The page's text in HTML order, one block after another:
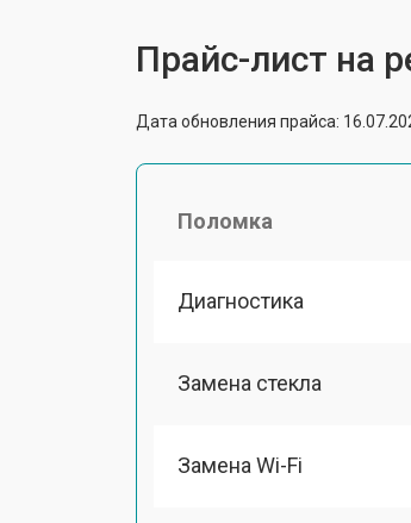
Прайс-лист на
Дата обновления прайса:
Поломка
Диагностика
Замена стекла
Замена Wi-Fi